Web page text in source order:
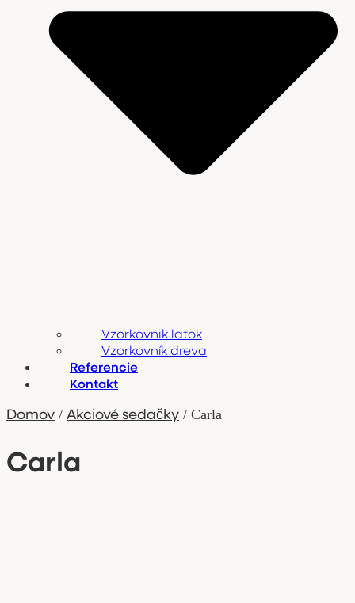
Vzorkovnik latok
Vzorkovník dreva
Referencie
Kontakt
Domov / Akciové sedačky / Carla
Carla